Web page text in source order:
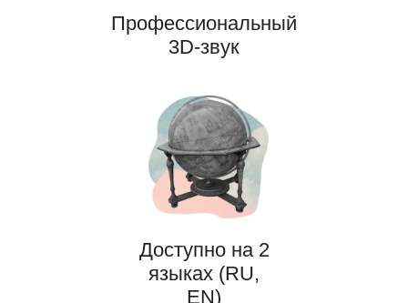
Профессиональный
3D-звук
Доступно на 2
языках (RU,
EN)